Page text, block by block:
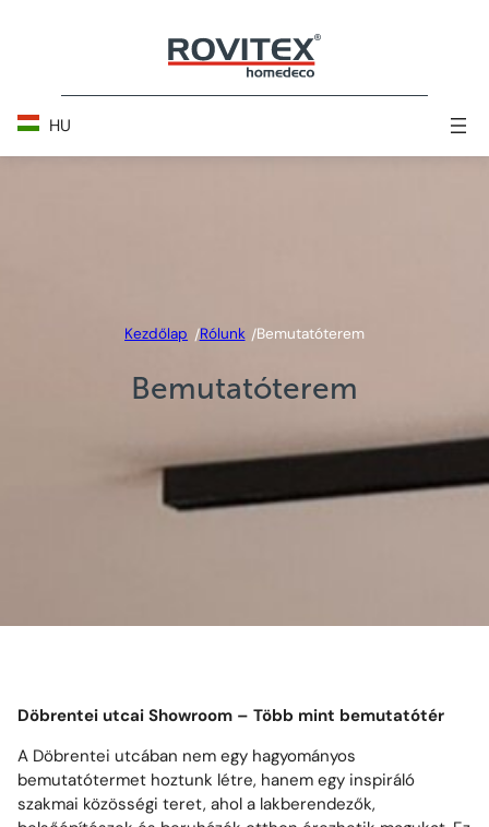
HU
Kezdőlap /Rólunk /Bemutatóterem
Bemutatóterem
Döbrentei utcai Showroom – Több mint bemutatótér
A Döbrentei utcában nem egy hagyományos
bemutatótermet hoztunk létre, hanem egy inspiráló
szakmai közösségi teret, ahol a lakberendezők,